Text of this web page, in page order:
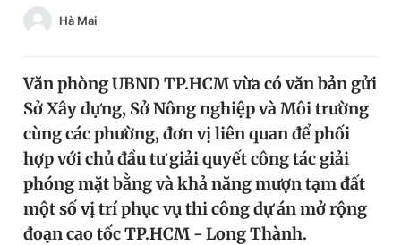
Chào ngày mới
Video Magazine
Sản phẩm khác
Tiện ích Bạn cần biết
Hà Mai
Văn phòng UBND TP.HCM vừa có văn bản gửi
Sở Xây dựng, Sở Nông nghiệp và Môi trường
cùng các phường, đơn vị liên quan để phối
hợp với chủ đầu tư giải quyết công tác giải
phóng mặt bằng và khả năng mượn tạm đất
một số vị trí phục vụ thi công dự án mở rộng
đoạn cao tốc TP.HCM - Long Thành.